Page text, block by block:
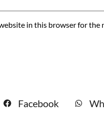
in this browser for
Facebook